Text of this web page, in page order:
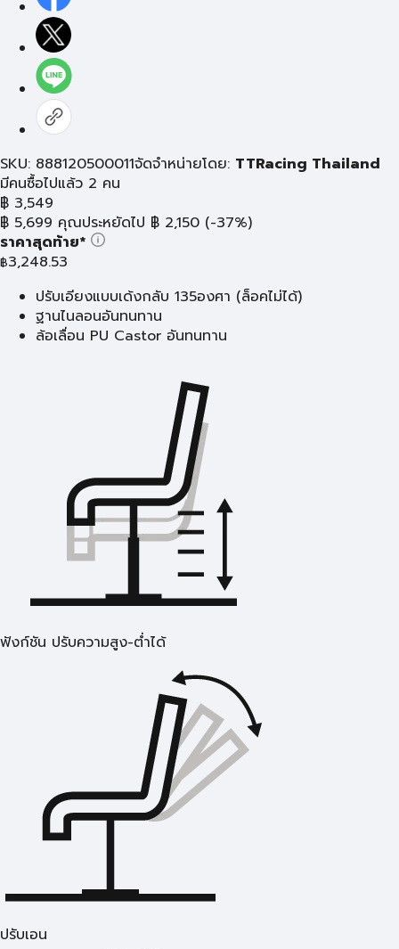
SKU: 888120500011จัดจำหน่ายโดย: TTRacing Thailand
มีคนซื้อไปแล้ว 2 คน
฿ 3,549
฿ 5,699 คุณประหยัดไป ฿ 2,150 (-37%)
ราคาสุดท้าย*
฿3,248.53
ปรับเอียงแบบเด้งกลับ 135องศา (ล็อคไม่ได้)
ฐานไนลอนอันทนทาน
ล้อเลื่อน PU Castor อันทนทาน
ฟังก์ชัน ปรับความสูง-ต่ำได้
ปรับเอน